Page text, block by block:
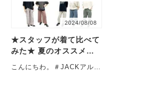
2024/08/08
★スタッフが着て比べて
みた★ 夏のオススメさ
こんにちわ。＃JACKアルプ